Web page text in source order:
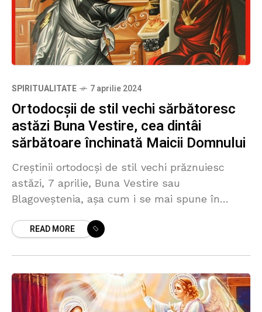
SPIRITUALITATE 7 aprilie 2024
Ortodocșii de stil vechi sărbătoresc
astăzi Buna Vestire, cea dintâi
sărbătoare închinată Maicii Domnului
Creștinii ortodocși de stil vechi prăznuiesc
astăzi, 7 aprilie, Buna Vestire sau
Blagoveștenia, așa cum i se mai spune în
documente, dintre cele închinate
READ MORE